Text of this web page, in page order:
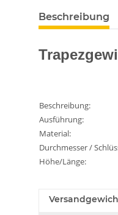
Beschreibung
Beschreibung:
Ausführung:
Material:
Durchmesser /
Höhe/Länge: